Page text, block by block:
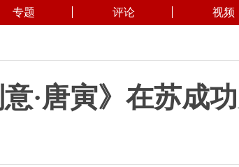
专题 评论 视频
·唐寅》在苏成